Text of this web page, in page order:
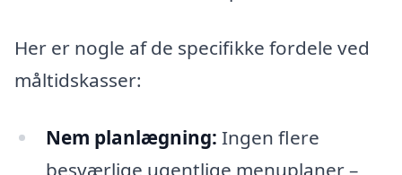
Her er nogle af de specifikke fordele ved
måltidskasser:
Nem planlægning: Ingen flere
besværlige ugentlige menuplaner –